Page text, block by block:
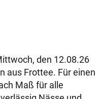
den 12.08.26
aus Frottee. Für einen
Maß für alle